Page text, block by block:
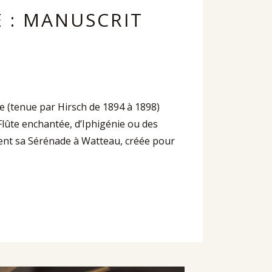
: MANUSCRIT
par Hirsch de 1894 à 1898)
enchantée, d’Iphigénie ou des
sa Sérénade à Watteau, créée pour